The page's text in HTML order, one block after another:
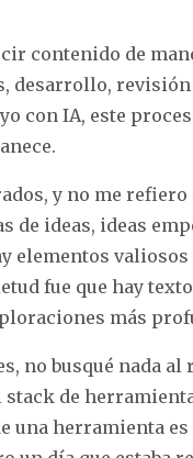
contenido de
desarrollo,
con IA, este
y no me
ideas, ideas
elementos
fue que hay
más
no busqué nada
de
una herramienta